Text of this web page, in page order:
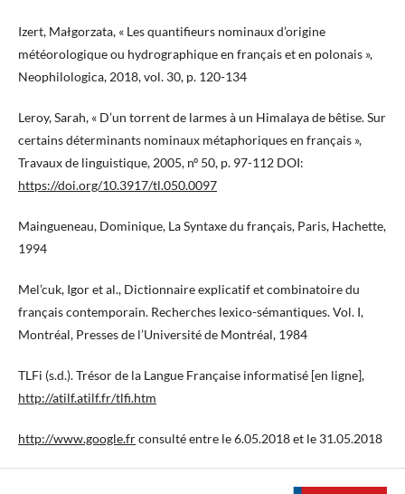
Izert, Małgorzata, « Les quantifieurs nominaux d’origine
météorologique ou hydrographique en français et en polonais »,
Neophilologica, 2018, vol. 30, p. 120-134
Leroy, Sarah, « D’un torrent de larmes à un Himalaya de bêtise. Sur
certains déterminants nominaux métaphoriques en français »,
Travaux de linguistique, 2005, nº 50, p. 97-112 DOI:
https://doi.org/10.3917/tl.050.0097
Maingueneau, Dominique, La Syntaxe du français, Paris, Hachette,
1994
Mel’cuk, Igor et al., Dictionnaire explicatif et combinatoire du
français contemporain. Recherches lexico-sémantiques. Vol. I,
Montréal, Presses de l’Université de Montréal, 1984
TLFi (s.d.). Trésor de la Langue Française informatisé [en ligne],
http://atilf.atilf.fr/tlfi.htm
http://www.google.frconsulté entre le 6.05.2018 et le 31.05.2018